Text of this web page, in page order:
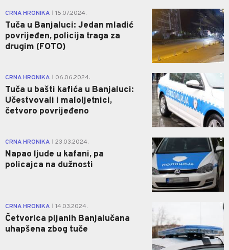
CRNA HRONIKA 15.07.2024.
Tuča u Banjaluci: Jedan mladić
povrijeđen, policija traga za
drugim (FOTO)
0
CRNA HRONIKA 06.06.2024.
Tuča u bašti kafića u Banjaluci:
Učestvovali i maloljetnici,
četvoro povrijeđeno
0
CRNA HRONIKA 23.03.2024.
Napao ljude u kafani, pa
policajca na dužnosti
0
CRNA HRONIKA 14.03.2024.
Četvorica pijanih Banjalučana
uhapšena zbog tuče
0